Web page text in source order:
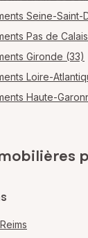
Seine-Saint-
Pas de
Gironde (33)
Loire-
Haute-